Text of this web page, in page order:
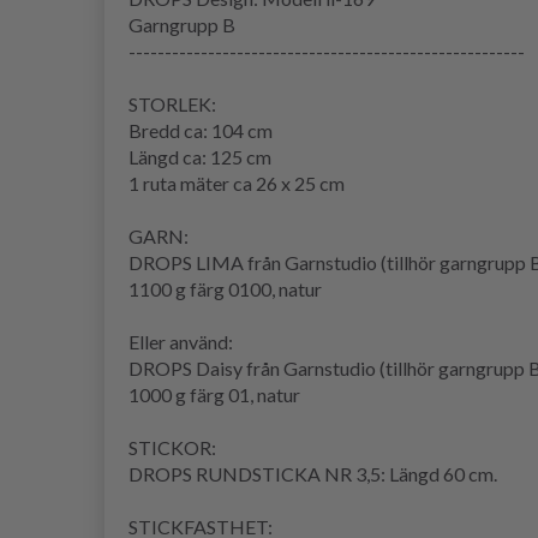
Garngrupp B
-------------------------------------------------------
STORLEK:
Bredd ca: 104 cm
Längd ca: 125 cm
1 ruta mäter ca 26 x 25 cm
GARN:
DROPS LIMA från Garnstudio (tillhör garngrupp
1100 g färg 0100, natur
Eller använd:
DROPS Daisy från Garnstudio (tillhör garngrupp
1000 g färg 01, natur
STICKOR:
DROPS RUNDSTICKA NR 3,5: Längd 60 cm.
STICKFASTHET: